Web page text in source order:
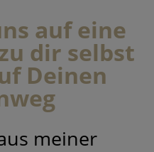
auf eine
dir selbst
Deinen
meiner